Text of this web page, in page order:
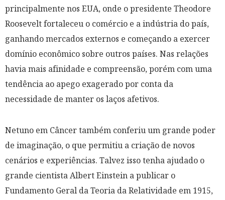
principalmente nos EUA, onde o presidente Theodore
Roosevelt fortaleceu o comércio e a indústria do país,
ganhando mercados externos e começando a exercer
domínio econômico sobre outros países. Nas relações
havia mais afinidade e compreensão, porém com uma
tendência ao apego exagerado por conta da
necessidade de manter os laços afetivos.
Netuno em Câncer também conferiu um grande poder
de imaginação, o que permitiu a criação de novos
cenários e experiências. Talvez isso tenha ajudado o
grande cientista Albert Einstein a publicar o
Fundamento Geral da Teoria da Relatividade em 1915,